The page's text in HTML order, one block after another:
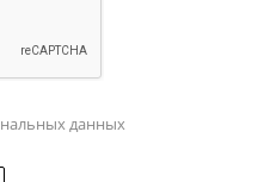
данных